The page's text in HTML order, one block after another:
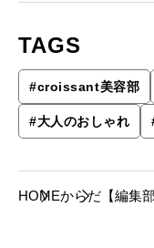
TAGS
#croissant美容部
#大人のおしゃれ
HOMEからだ 【編集